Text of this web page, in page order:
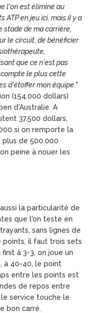
l'on est éliminé au
ATP en jeu ici, mais il y a
stade de ma carrière,
le circuit, de bénéficier
que ce n'est pas
le plus cette
d'étoffer mon équipe."
(154.000 dollars)
d'Australie. A
37.500 dollars,
si on remporte la
de 500.000
peine à nouer les
la particularité de
que l'on teste en
sans lignes de
points, il faut trois sets
à 3-3, on joue un
à 40-40, le point
entre les points est
de repos entre
service touche le
bon carré.